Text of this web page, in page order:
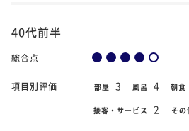
40代前半
総合点
項目別評価 部屋 3 風呂 4 朝食
接客・サービス 2 その